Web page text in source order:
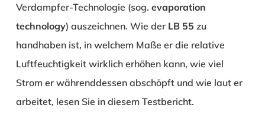
Verdampfer-Technologie (sog. evaporation
technology) auszeichnen. Wie der LB 55 zu
handhaben ist, in welchem Maße er die relative
Luftfeuchtigkeit wirklich erhöhen kann, wie viel
Strom er währenddessen abschöpft und wie laut er
arbeitet, lesen Sie in diesem Testbericht.